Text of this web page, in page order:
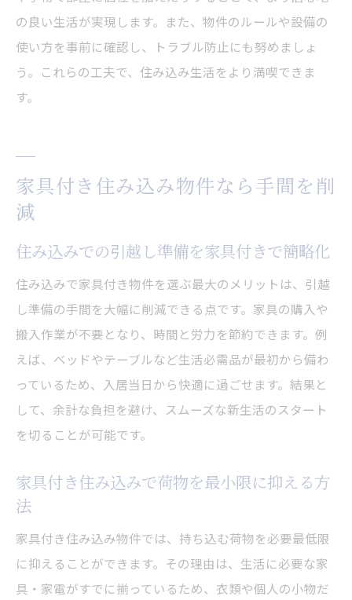
住み込み家具付き物件が人気の理由を解説
住み込みで家具付き物件が選ばれる背景と
は
住み込みで注目される家具付き物件のメリ
家具付き住み込み物件を選ぶ人が増える理
家具付き住み込みなら即日から快適生活
住み込みで家具付きなら即日から生活スタ
ート
家具付き住み込み物件で即入居が叶うポイ
ント
住み込み生活をすぐ始められる家具付きの
家具付き住み込みで即日快適に暮らす方法
リット
家具付き住み込みなら準備不要で即生活可
の良い生活が実現します。また、物件のルールや設備の
使い方を事前に確認し、トラブル防止にも努めましょ
う。これらの工夫で、住み込み生活をより満喫できま
す。
家具付き住み込み物件なら手間を削
減
住み込みでの引越し準備を家具付きで簡略化
住み込みで家具付き物件を選ぶ最大のメリットは、引越
し準備の手間を大幅に削減できる点です。家具の購入や
搬入作業が不要となり、時間と労力を節約できます。例
えば、ベッドやテーブルなど生活必需品が最初から備わ
っているため、入居当日から快適に過ごせます。結果と
して、余計な負担を避け、スムーズな新生活のスタート
を切ることが可能です。
家具付き住み込みで荷物を最小限に抑える方
法
家具付き住み込み物件では、持ち込む荷物を必要最低限
に抑えることができます。その理由は、生活に必要な家
具・家電がすでに揃っているため、衣類や個人の小物だ